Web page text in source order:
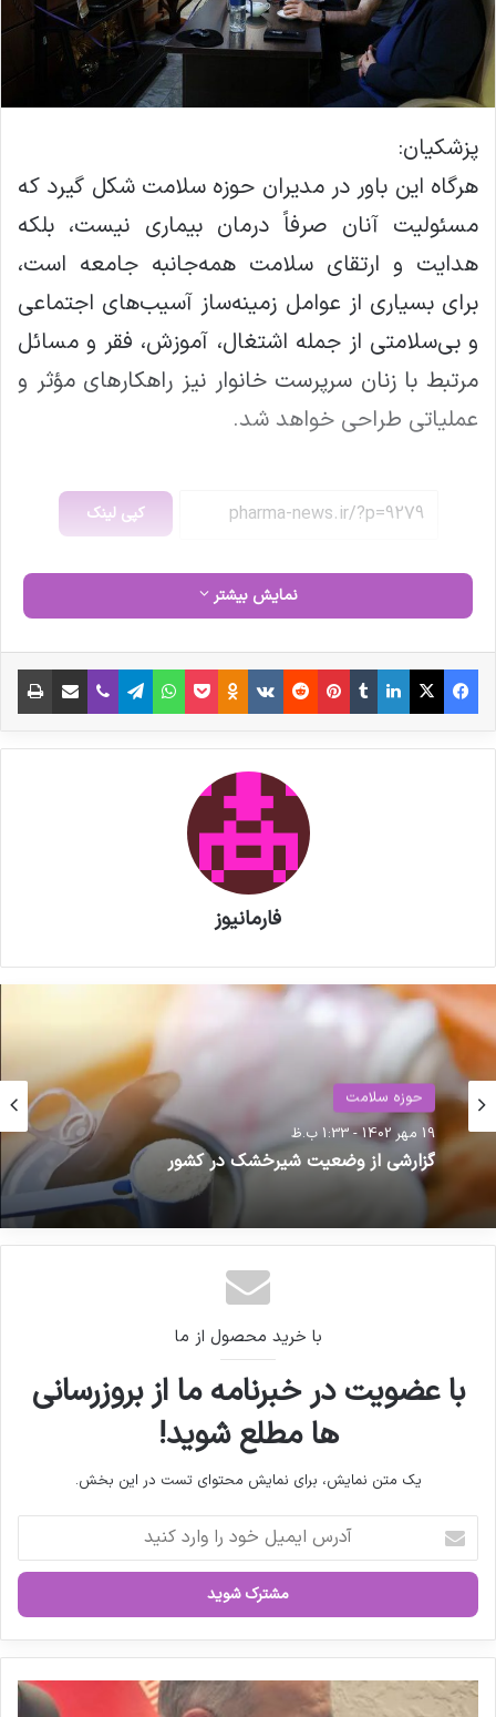
پزشکیان:
هرگاه این باور در مدیران حوزه سلامت شکل گیرد که
مسئولیت آنان صرفاً درمان بیماری نیست، بلکه
هدایت و ارتقای سلامت همه‌جانبه جامعه است،
برای بسیاری از عوامل زمینه‌ساز آسیب‌های اجتماعی
و بی‌سلامتی از جمله اشتغال، آموزش، فقر و مسائل
مرتبط با زنان سرپرست خانوار نیز راهکارهای مؤثر و
عملیاتی طراحی خواهد شد.
کپی لینک
نمایش بیشتر
فیس بوک X لینکدین ‫تامبلر ‫پین‌ترست ‫رددیت ‫VKontakte
‫Odnoklassniki پاکت واتس آپ تلگرام وایبر اشتراک گذاری از طریق ایمیل
فارمانیوز
حوزه سلامت
19 مهر 1402 - 1:33 ب.ظ
گزارشی از وضعیت شیرخشک در کشور
با خرید محصول از ما
با عضویت در خبرنامه ما از بروزرسانی
ها مطلع شوید!
یک متن نمایش، برای نمایش محتوای تست در این بخش.
ر
ا
ی
م
ی
د